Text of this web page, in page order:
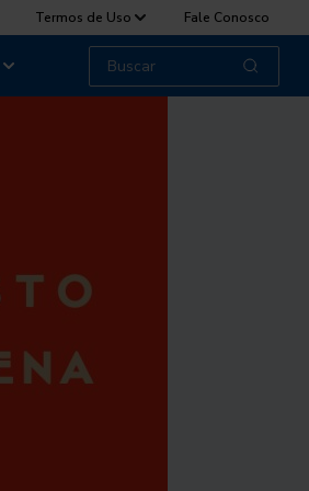
Termos de Uso Fale Conosco